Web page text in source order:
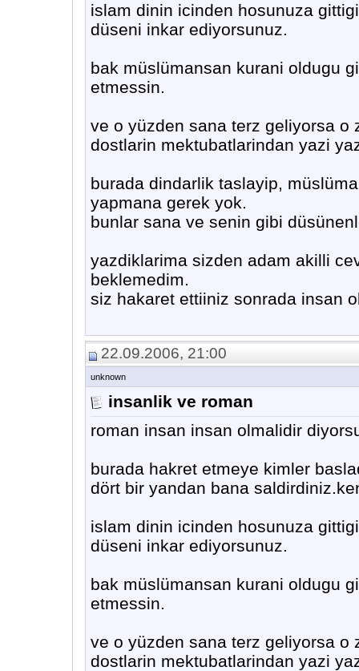
islam dinin icinden hosunuza
düseni inkar ediyorsunuz.
bak müslümansan kurani oldugu
etmessin.
ve o yüzden sana terz geliyorsa o
dostlarin mektubatlarindan yazi
burada dindarlik taslayip,
yapmana gerek yok.
bunlar sana ve senin gibi
yazdiklarima sizden adam akilli
beklemedim.
siz hakaret ettiiniz sonrada insan
22.09.2006, 21:00
unknown
insanlik ve roman
roman insan insan olmalidir
burada hakret etmeye kimler
dört bir yandan bana
islam dinin icinden hosunuza
düseni inkar ediyorsunuz.
bak müslümansan kurani oldugu
etmessin.
ve o yüzden sana terz geliyorsa o
dostlarin mektubatlarindan yazi